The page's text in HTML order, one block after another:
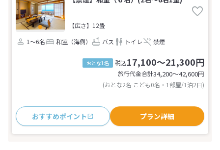
【広さ】12畳
1～6名
和室（海側） バス トイレ 禁煙
おとな1名 税込17,100～21,300円
旅行代金合計34,200〜42,600円
(おとな2名 こども0名・1部屋/1泊2日)
おすすめポイント プラン詳細